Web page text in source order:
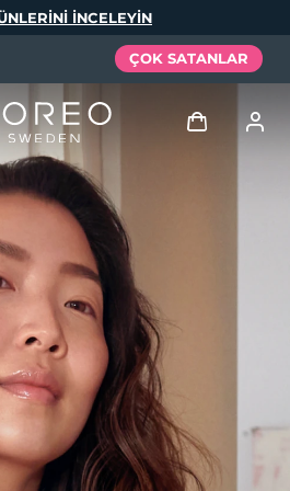
INCELEYIN
ÇOK SATANLAR
Kullanici profi̇li̇
Siparişlerim
Adresim
Aboneliklerim
Tech Elixir
Set
Español
Português
Русский
中文 繁體中文